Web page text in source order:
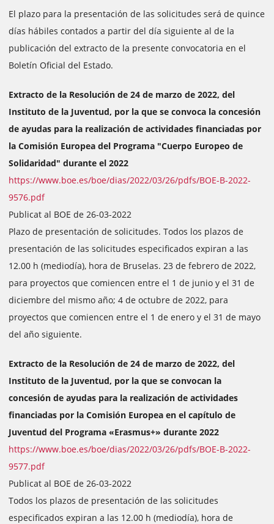
El plazo para la presentación de las solicitudes será de quince
días hábiles contados a partir del día siguiente al de la
publicación del extracto de la presente convocatoria en el
Boletín Oficial del Estado.
Extracto de la Resolución de 24 de marzo de 2022, del
Instituto de la Juventud, por la que se convoca la concesión
de ayudas para la realización de actividades financiadas por
la Comisión Europea del Programa "Cuerpo Europeo de
Solidaridad" durante el 2022
https://www.boe.es/boe/dias/2022/03/26/pdfs/BOE-B-2022-
9576.pdf
Publicat al BOE de 26-03-2022
Plazo de presentación de solicitudes. Todos los plazos de
presentación de las solicitudes especificados expiran a las
12.00 h (mediodía), hora de Bruselas. 23 de febrero de 2022,
para proyectos que comiencen entre el 1 de junio y el 31 de
diciembre del mismo año; 4 de octubre de 2022, para
proyectos que comiencen entre el 1 de enero y el 31 de mayo
del año siguiente.
Extracto de la Resolución de 24 de marzo de 2022, del
Instituto de la Juventud, por la que se convocan la
concesión de ayudas para la realización de actividades
financiadas por la Comisión Europea en el capítulo de
Juventud del Programa «Erasmus+» durante 2022
https://www.boe.es/boe/dias/2022/03/26/pdfs/BOE-B-2022-
9577.pdf
Publicat al BOE de 26-03-2022
Todos los plazos de presentación de las solicitudes
especificados expiran a las 12.00 h (mediodía), hora de